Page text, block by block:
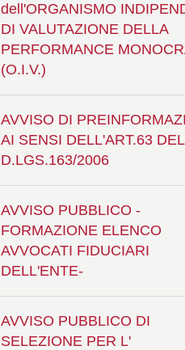
dell'ORGANISMO
DI VALUTAZIONE DELLA
PERFORMANCE
(O.I.V.)
AVVISO DI
AI SENSI DELL'ART.63 DEL
D.LGS.163/2006
AVVISO PUBBLICO -
FORMAZIONE ELENCO
AVVOCATI FIDUCIARI
DELL'ENTE-
AVVISO PUBBLICO DI
SELEZIONE PER L'